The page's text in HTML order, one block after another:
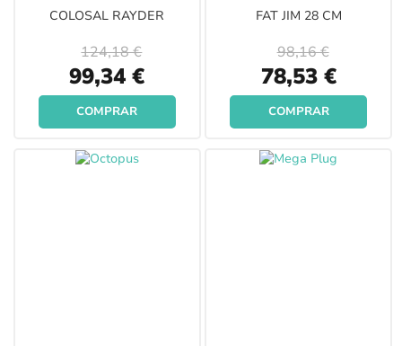
COLOSAL RAYDER
Special
Price
99,34 €
124,18 €
COMPRAR
FAT JIM 28 CM
Special
Price
78,53 €
98,16 €
COMPRAR